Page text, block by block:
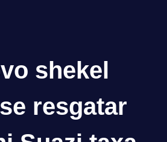
shekel
resgatar